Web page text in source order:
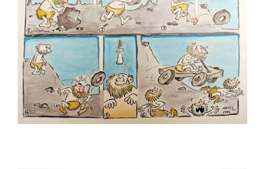
Hasan Yurdagün Göker
Hüseyin Aslan
İbrahim Atabey
İbrahim Tuncay
İlban Ertem
İlhan Değirmenci
İrfan Özüdoğru
İrfan Sayar